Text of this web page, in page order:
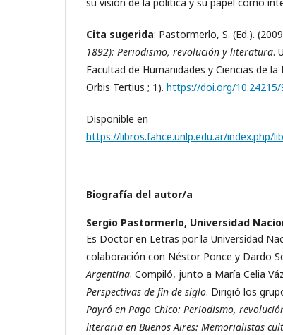
Cita sugerida: Pastormerlo, S. (Ed.).
1892): Periodismo, revolución y literatura.
Facultad de Humanidades y Ciencias de la
Orbis Tertius ; 1). https://doi.org/10.24215/
Disponible en
https://libros.fahce.unlp.edu.ar/index.php/
Biografía del autor/a
Sergio Pastormerlo, Universidad
Es Doctor en Letras por la Universidad
colaboración con Néstor Ponce y Dardo
Argentina. Compiló, junto a María Celia
Perspectivas de fin de siglo. Dirigió los
Payró en Pago Chico: Periodismo,
literaria en Buenos Aires: Memorialistas